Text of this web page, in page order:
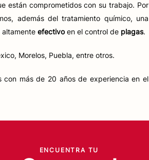
están comprometidos con su trabajo. Por
además del tratamiento químico, una
altamente efectivoen el control de plagas.
Morelos, Puebla, entre otros.
con más de 20 años de experiencia en el
ENCUENTRA TU